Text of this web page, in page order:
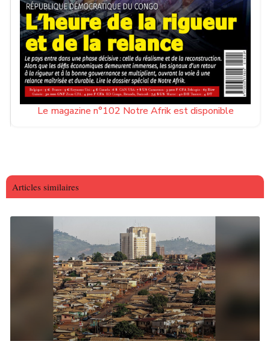
Le magazine n°102 Notre Afrik est disponible
Articles similaires